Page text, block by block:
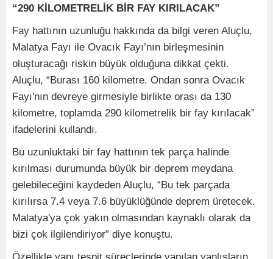
“290 KİLOMETRELİK BİR FAY KIRILACAK”
Fay hattının uzunluğu hakkında da bilgi veren Aluçlu,
Malatya Fayı ile Ovacık Fayı’nın birleşmesinin
oluşturacağı riskin büyük olduğuna dikkat çekti.
Aluçlu, “Burası 160 kilometre. Ondan sonra Ovacık
Fayı'nın devreye girmesiyle birlikte orası da 130
kilometre, toplamda 290 kilometrelik bir fay kırılacak”
ifadelerini kullandı.
Bu uzunluktaki bir fay hattının tek parça halinde
kırılması durumunda büyük bir deprem meydana
gelebileceğini kaydeden Aluçlu, “Bu tek parçada
kırılırsa 7.4 veya 7.6 büyüklüğünde deprem üretecek.
Malatya'ya çok yakın olmasından kaynaklı olarak da
bizi çok ilgilendiriyor” diye konuştu.